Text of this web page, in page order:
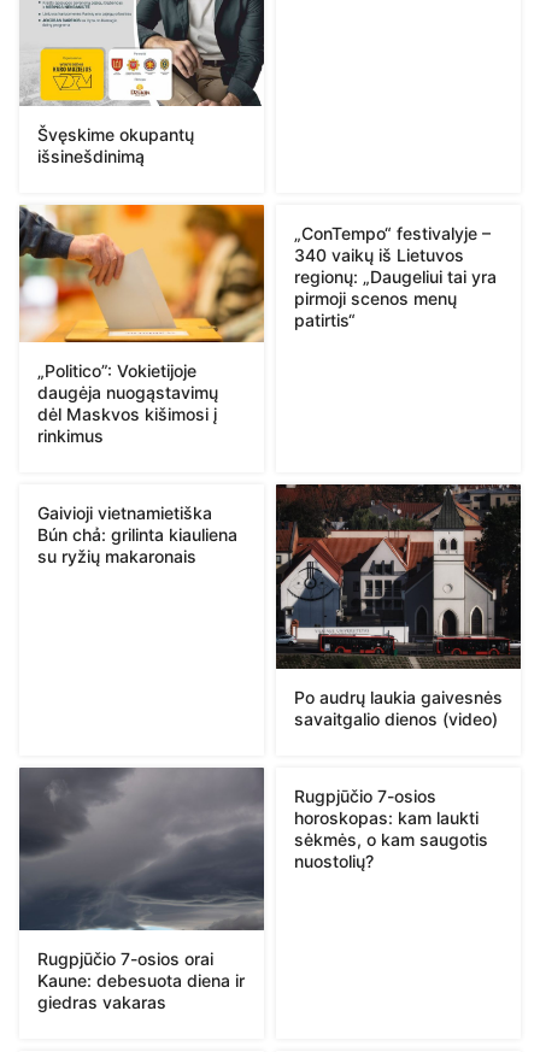
Švęskime okupantų
išsinešdinimą
„Politico”: Vokietijoje
daugėja nuogąstavimų
dėl Maskvos kišimosi į
rinkimus
„ConTempo“ festivalyje –
340 vaikų iš Lietuvos
regionų: „Daugeliui tai yra
pirmoji scenos menų
patirtis“
Gaivioji vietnamietiška
Bún chả: grilinta kiauliena
su ryžių makaronais
Po audrų laukia gaivesnės
savaitgalio dienos (video)
Rugpjūčio 7-osios orai
Kaune: debesuota diena ir
giedras vakaras
Rugpjūčio 7-osios
horoskopas: kam laukti
sėkmės, o kam saugotis
nuostolių?